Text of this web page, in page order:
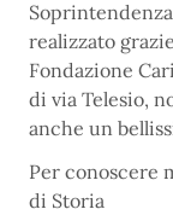
realizzato
Fondazione
di via Telesio,
anche un
Per conoscere
di Storia